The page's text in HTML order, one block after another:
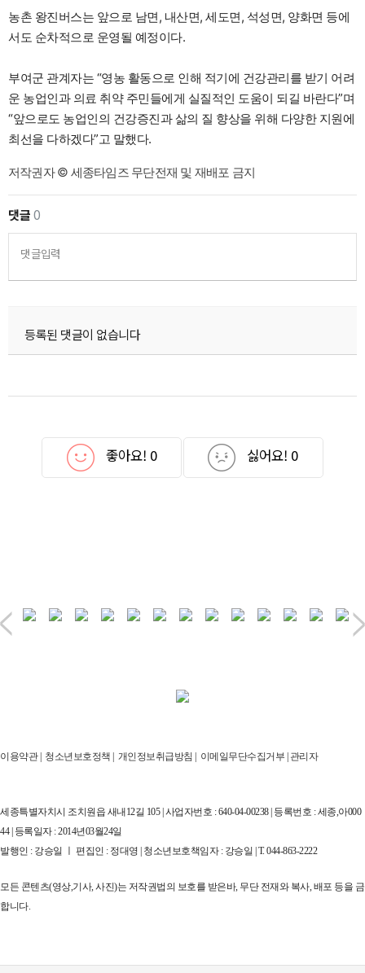
농촌 왕진버스는 앞으로 남면, 내산면, 세도면, 석성면, 양화면 등에
서도 순차적으로 운영될 예정이다.
부여군 관계자는 “영농 활동으로 인해 적기에 건강관리를 받기 어려
운 농업인과 의료 취약 주민들에게 실질적인 도움이 되길 바란다”며
“앞으로도 농업인의 건강증진과 삶의 질 향상을 위해 다양한 지원에
최선을 다하겠다”고 말했다.
저작권자 © 세종타임즈 무단전재 및 재배포 금지
댓글0
댓글입력
등록된 댓글이 없습니다
좋아요! 0 싫어요! 0
이용약관| 청소년보호정책 | 개인정보취급방침 | 이메일무단수집거부 | 관리자
세종특별자치시 조치원읍 새내12길 105 | 사업자번호 : 640-04-00238 | 등록번호 : 세종,아000
44 | 등록일자 : 2014년03월24일
발행인 : 강승일 ㅣ 편집인 : 정대영 | 청소년보호책임자 : 강승일 | T. 044-863-2222
모든 콘텐츠(영상,기사, 사진)는 저작권법의 보호를 받은바, 무단 전재와 복사, 배포 등을 금
합니다.